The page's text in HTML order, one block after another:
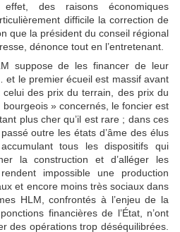
des raisons économiques
difficile la correction de
que la président du conseil régional
dénonce tout en l’entretenant.
suppose de les financer de leur
le premier écueil est massif avant
celui des prix du terrain, des prix du
» concernés, le foncier est
plus cher qu’il est rare ; dans ces
outre les états d’âme des élus
tous les dispositifs qui
la construction et d’alléger les
impossible une production
et encore moins très sociaux dans
HLM, confrontés à l’enjeu de la
financières de l’État, n’ont
des opérations trop déséquilibrées.